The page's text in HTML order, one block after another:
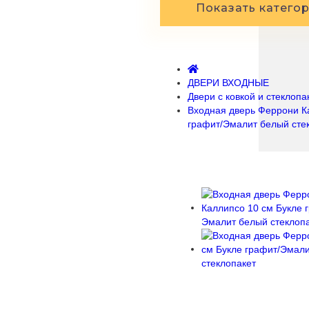
Показать
ДВЕРИ ВХОДНЫЕ
Двери с кoвкой и
Входная дверь Феррони
графит/Эмалит белый